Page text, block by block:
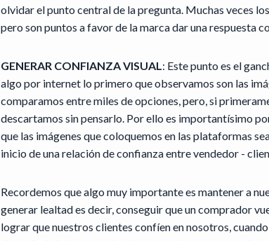
olvidar el punto central de la pregunta. Muchas veces
pero son puntos a favor de la marca dar una respuesta
GENERAR CONFIANZA VISUAL: Este punto es el
algo por internet lo primero que observamos son las
comparamos entre miles de opciones, pero, si
descartamos sin pensarlo. Por ello es importantísimo
que las imágenes que coloquemos en las plataformas
inicio de una relación de confianza entre vendedor -
Recordemos que algo muy importante es mantener a
generar lealtad es decir, conseguir que un comprador
lograr que nuestros clientes confíen en nosotros,